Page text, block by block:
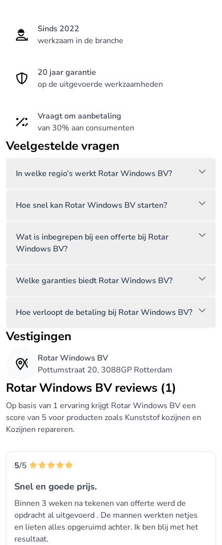
Sinds 2022
werkzaam in de branche
20 jaar garantie
op de uitgevoerde werkzaamheden
Vraagt om aanbetaling
van 30% aan consumenten
Veelgestelde vragen
In welke regio’s werkt Rotar Windows BV?
Hoe snel kan Rotar Windows BV starten?
Wat is inbegrepen bij een offerte bij Rotar
Windows BV?
Welke garanties biedt Rotar Windows BV?
Hoe verloopt de betaling bij Rotar Windows BV?
Vestigingen
Rotar Windows BV
Pottumstraat 20, 3088GP Rotterdam
Rotar Windows BV reviews (1)
Op basis van 1 ervaring krijgt Rotar Windows BV een
score van 5 voor producten zoals Kunststof kozijnen en
Kozijnen repareren.
5/5
Snel en goede prijs.
Binnen 3 weken na tekenen van offerte werd de
opdracht al uitgevoerd . De mannen werkten netjes
en lieten alles opgeruimd achter. Ik ben blij met het
resultaat.